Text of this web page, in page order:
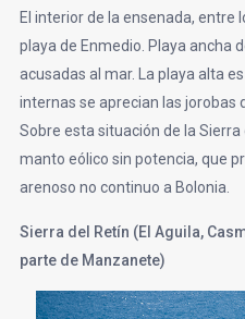
El interior de la ensenada, entre
playa de Enmedio. Playa ancha
acusadas al mar. La playa alta
internas se aprecian las jorobas
Sobre esta situación de la
manto eólico sin potencia, que
arenoso no continuo a Bolonia.
Sierra del Retín (El Aguila,
parte de Manzanete)